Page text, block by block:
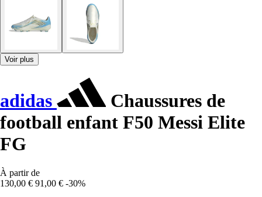
Voir plus
adidas
Chaussures de
football enfant F50 Messi Elite
FG
À partir de
130,00 € 91,00 € -30%